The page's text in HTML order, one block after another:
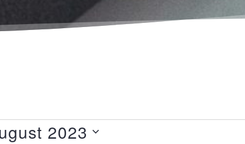
2023